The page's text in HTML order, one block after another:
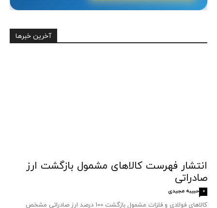
آخرین خبرها
انتشار فهرست کالاهای مشمول بازگشت ارز
صادراتی
حبیبه مجیدی 0
کالاهای فولادی و فلزات مشمول بازگشت 100 درصد ارز صادراتی مشخص